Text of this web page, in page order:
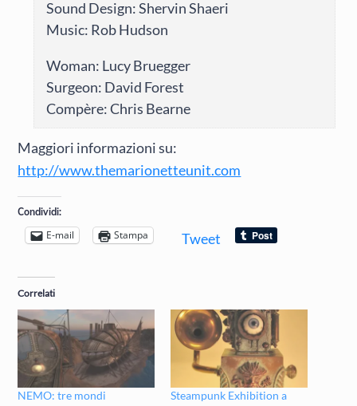
Sound Design: Shervin Shaeri
Music: Rob Hudson
Woman: Lucy Bruegger
Surgeon: David Forest
Compère: Chris Bearne
Maggiori informazioni su:
http://www.themarionetteunit.com
Condividi:
E-mail Stampa Tweet
Correlati
NEMO: tre mondi
Steampunk Exhibition a